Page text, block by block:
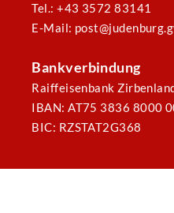
Tel.: +43 3572 83141
E-Mail:
Bankverbindung
Raiffeisenbank
IBAN: AT75 3836 8000
BIC: RZSTAT2G368